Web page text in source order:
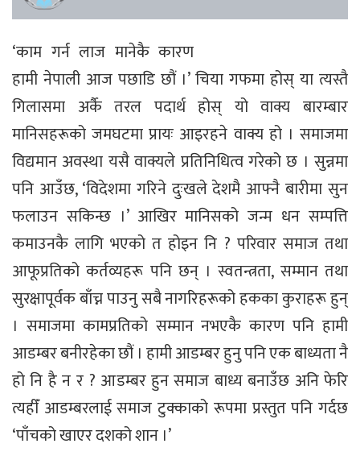
‘काम गर्न लाज मानेकै कारण
हामी नेपाली आज पछाडि छौं ।’ चिया गफमा होस् या त्यस्तै
गिलासमा अर्कै तरल पदार्थ होस् यो वाक्य बारम्बार
मानिसहरूको जमघटमा प्रायः आइरहने वाक्य हो । समाजमा
विद्यमान अवस्था यसै वाक्यले प्रतिनिधित्व गरेको छ । सुन्नमा
पनि आउँछ, ‘विदेशमा गरिने दुःखले देशमै आफ्नै बारीमा सुन
फलाउन सकिन्छ ।’ आखिर मानिसको जन्म धन सम्पत्ति
कमाउनकै लागि भएको त होइन नि ? परिवार समाज तथा
आफूप्रतिको कर्तव्यहरू पनि छन् । स्वतन्त्रता, सम्मान तथा
सुरक्षापूर्वक बाँच्न पाउनु सबै नागरिहरूको हकका कुराहरू हुन्
। समाजमा कामप्रतिको सम्मान नभएकै कारण पनि हामी
आडम्बर बनीरहेका छौं । हामी आडम्बर हुनु पनि एक बाध्यता नै
हो नि है न र ? आडम्बर हुन समाज बाध्य बनाउँछ अनि फेरि
त्यहीँ आडम्बरलाई समाज टुक्काको रूपमा प्रस्तुत पनि गर्दछ
‘पाँचको खाएर दशको शान ।’